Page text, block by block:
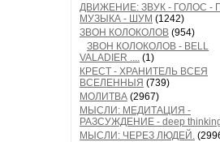
ДВИЖЕНИЕ: ЗВУК - ГОЛОС -
МУЗЫКА - ШУМ (1242)
ЗВОН КОЛОКОЛОВ (954)
ЗВОН КОЛОКОЛОВ - BELL
VALADIER .... (1)
КРЕСТ - ХРАНИТЕЛЬ ВСЕЯ
ВСЕЛЕННЫЯ (739)
МОЛИТВА (2967)
МЫСЛИ: МЕДИТАЦИЯ -
РАЗСУЖДЕНИЕ - deep
МЫСЛИ: ЧЕРЕЗ ЛЮДЕЙ.